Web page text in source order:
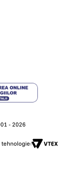
- 2026
tehnologie: